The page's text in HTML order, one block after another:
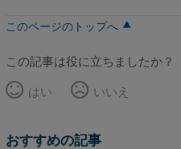
このページのトップへ
この記事は役に立ちましたか？
はい
いいえ
おすすめの記事